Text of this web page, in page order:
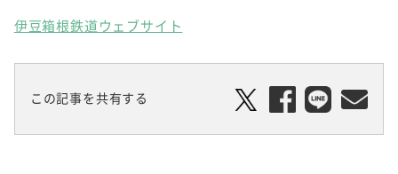
伊豆箱根鉄道ウェブサイト
この記事を共有する